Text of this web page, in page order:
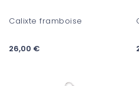
Calixte framboise
26,00 €